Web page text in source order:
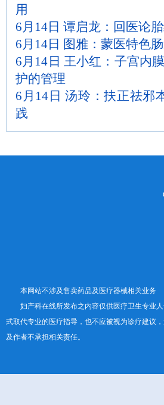
用
6月14日 谭启龙：回医论
6月14日 图雅：蒙医特色
6月14日 王小红：子宫内
护的管理
6月14日 汤玲：扶正祛邪
践
本网站不涉及售卖药品及医疗器械相关业务
妇产科在线所发布之内容仅供医疗卫生专业
式取代专业的医疗指导，也不应被视为诊疗建议
及作者不承担相关责任。